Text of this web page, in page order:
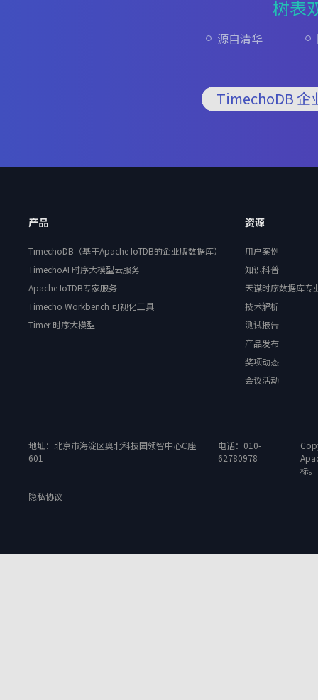
树表
源自清华
TimechoDB 企
产品
TimechoDB（基于Apache IoTDB的企业版数据库）
TimechoAI 时序大模型云服务
Apache IoTDB专家服务
Timecho Workbench 可视化工具
Timer 时序大模型
资源
用户案例
知识科普
天谋时序数据库专
技术解析
测试报告
产品发布
奖项动态
会议活动
地址：北京市海淀区奥北科技园领智中心C座
601
电话：010-
62780978
标。
隐私协议